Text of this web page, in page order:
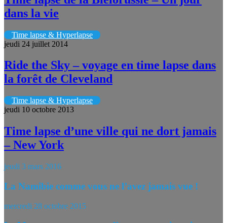
dans la vie
Time lapse & Hyperlapse
jeudi 24 juillet 2014
Ride the Sky – voyage en time lapse dans
la forêt de Cleveland
Time lapse & Hyperlapse
jeudi 10 octobre 2013
Time lapse d’une ville qui ne dort jamais
– New York
jeudi 3 mars 2016
La Namibie comme vous ne l’avez jamais vue !
mercredi 28 octobre 2015